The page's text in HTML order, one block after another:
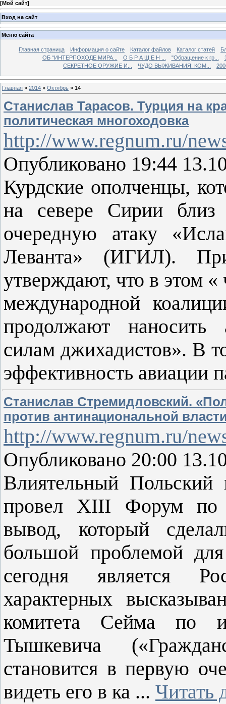
[Мой сайт]
Вход на сайт
Меню сайта
Главная страница Информация о сайте Каталог файлов Каталог статей
ОБ “ИНТЕРПОХОДЕ МИРА...
О Б Р А Щ Е Н ... "Обращение к гр...
СЕКРЕТНОЕ ОРУЖИЕ И...
ЧУДО ВЫЖИВАНИЯ: КОМ...
Главная » 2014 » Октябрь » 14
Станислав Тарасов. Турция на
политическая многоходовка
http://www.regnum.ru/
Опубликовано 19:44
Курдские ополченцы,
на севере Сирии
очередную атаку
Леванта» (ИГИЛ).
утверждают, что в этом
международной
продолжают
силам джихадистов». В
эффективность авиации
Станислав Стремидловский.
против антинациональной
http://www.regnum.ru/
Опубликовано 20:00
Влиятельный Польский
провел XIII Форум по
вывод, который
большой проблемой
сегодня является
характерных
комитета Сейма по
Тышкевича
становится в первую
видеть его в ка ... Читать